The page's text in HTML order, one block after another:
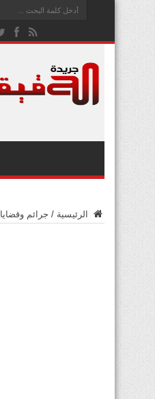
الرئيسية / جرائم وقضايا